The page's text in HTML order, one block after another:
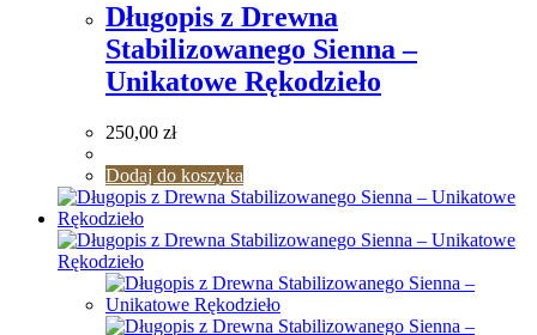
Długopis z Drewna
Stabilizowanego Sienna –
Unikatowe Rękodzieło
250,00 zł
Dodaj do koszyka